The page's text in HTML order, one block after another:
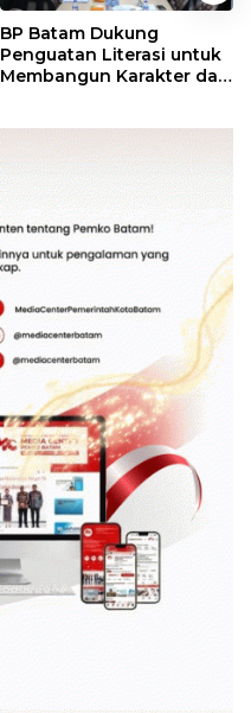
BP Batam Dukung
Penguatan Literasi untuk
Membangun Karakter dan